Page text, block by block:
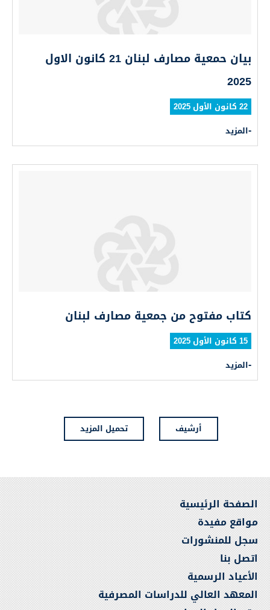
بيان حمعية مصارف لبنان 21 كانون الاول
2025
22 كانون الأول 2025
المزيد
كتاب مفتوح من جمعية مصارف لبنان
15 كانون الأول 2025
المزيد
أرشيف تحميل المزيد
الصفحة الرئيسية
مواقع مفيدة
سجل للمنشورات
اتصل بنا
الأعياد الرسمية
المعهد العالي للدراسات المصرفية